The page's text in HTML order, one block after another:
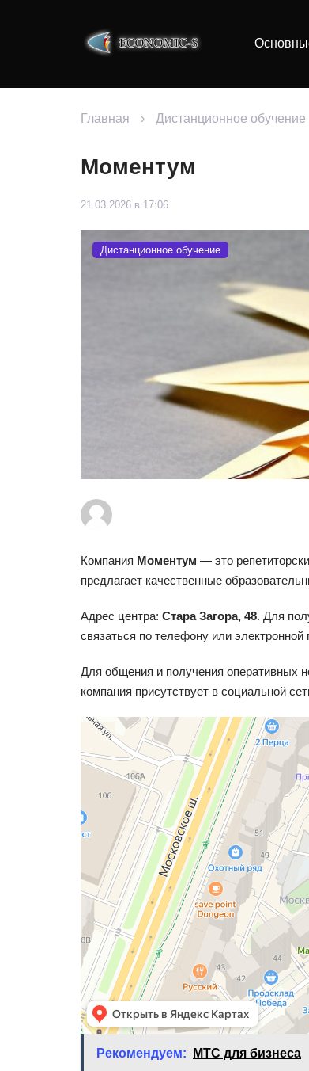
Главная › Дистанционное обучение
Моментум
21.03.2026 в 17:06
Дистанционное обучение
Компания Моментум — это
предлагает качественные
Адрес центра: Стара Загора, 48. Для
связаться по телефону или электронной
Для общения и получения оперативных
компания присутствует в социальной
Рекомендуем: МТС для бизнеса